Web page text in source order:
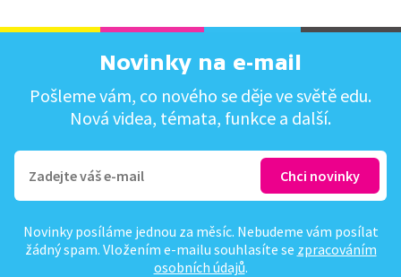
Novinky na e-mail
Pošleme vám, co nového se děje ve světě edu.
Nová videa, témata, funkce a další.
Novinky posíláme jednou za měsíc. Nebudeme vám posílat
žádný spam. Vložením e-mailu souhlasíte se zpracováním
osobních údajů.